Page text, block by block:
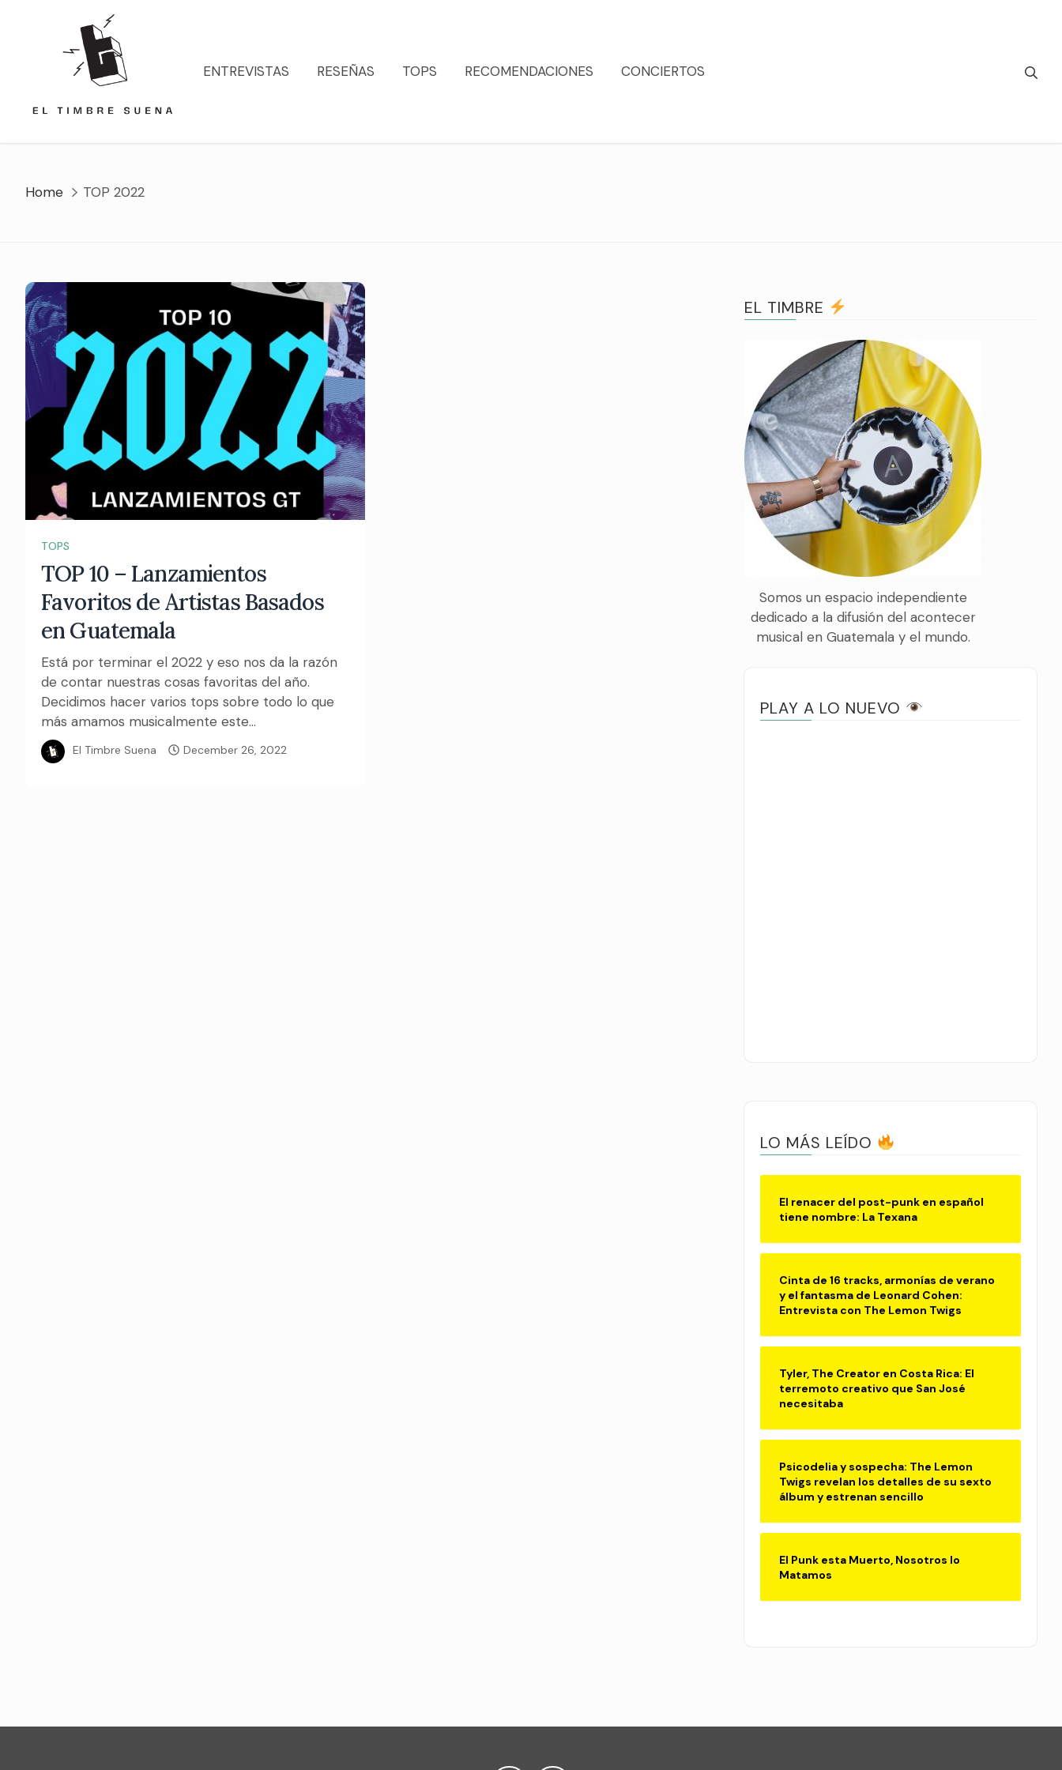
ENTREVISTAS
RESEÑAS TOPS RECOMENDACIONES CONCIERTOS
Home TOP 2022
TOPS
TOP 10 – Lanzamientos
Favoritos de Artistas Basados
en Guatemala
Está por terminar el 2022 y eso nos da la razón
de contar nuestras cosas favoritas del año.
Decidimos hacer varios tops sobre todo lo que
más amamos musicalmente este...
El Timbre Suena December 26, 2022
EL TIMBRE
Somos un espacio independiente
dedicado a la difusión del acontecer
musical en Guatemala y el mundo.
PLAY A LO NUEVO
LO MÁS LEÍDO
El renacer del post-punk en español
tiene nombre: La Texana
Cinta de 16 tracks, armonías de verano
y el fantasma de Leonard Cohen:
Entrevista con The Lemon Twigs
Tyler, The Creator en Costa Rica: El
terremoto creativo que San José
necesitaba
Psicodelia y sospecha: The Lemon
Twigs revelan los detalles de su sexto
álbum y estrenan sencillo
El Punk esta Muerto, Nosotros lo
Matamos